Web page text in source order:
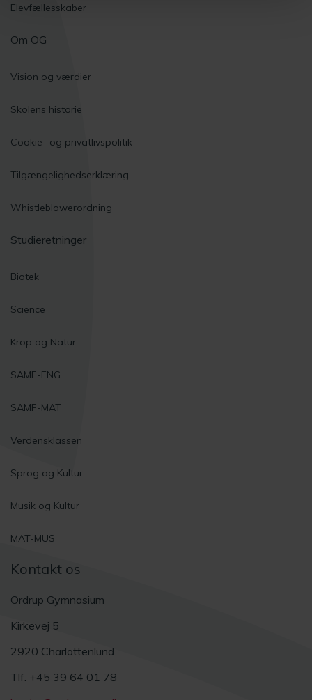
Elevfællesskaber
Om OG
Vision og værdier
Skolens historie
Cookie- og privatlivspolitik
Tilgængelighedserklæring
Whistleblowerordning
Studieretninger
Biotek
Science
Krop og Natur
SAMF-ENG
SAMF-MAT
Verdensklassen
Sprog og Kultur
Musik og Kultur
MAT-MUS
Kontakt os
Ordrup Gymnasium
Kirkevej 5
2920 Charlottenlund
Tlf. +45 39 64 01 78